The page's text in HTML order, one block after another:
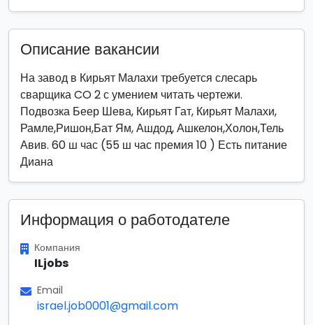
Описание вакансии
На завод в Кирьят Малахи требуется слесарь
сварщика CO 2 с умением читать чертежи.
Подвозка Беер Шева, Кирьят Гат, Кирьят Малахи,
Рамле,Ришон,Бат Ям, Ашдод, Ашкелон,Холон,Тель
Авив. 60 ш час (55 ш час премия 10 ) Есть питание
Диана
Информация о работодателе
Компания
ILjobs
Email
israel.job0001@gmail.com